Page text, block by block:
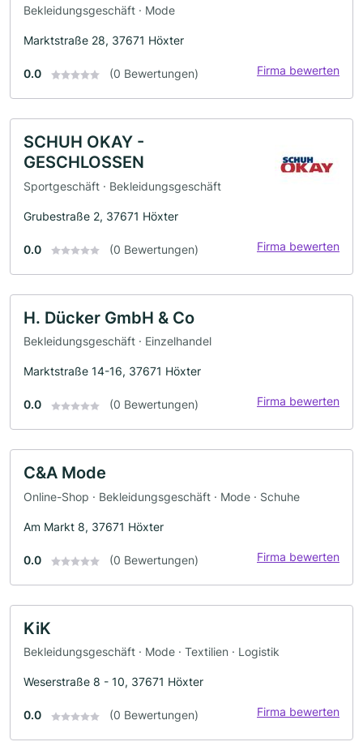
Bekleidungsgeschäft · Mode
Marktstraße 28, 37671 Höxter
0.0 (0 Bewertungen) Firma bewerten
SCHUH OKAY -
GESCHLOSSEN
Sportgeschäft · Bekleidungsgeschäft
Grubestraße 2, 37671 Höxter
0.0 (0 Bewertungen) Firma bewerten
H. Dücker GmbH & Co
Bekleidungsgeschäft · Einzelhandel
Marktstraße 14-16, 37671 Höxter
0.0 (0 Bewertungen) Firma bewerten
C&A Mode
Online-Shop · Bekleidungsgeschäft · Mode · Schuhe
Am Markt 8, 37671 Höxter
0.0 (0 Bewertungen) Firma bewerten
KiK
Bekleidungsgeschäft · Mode · Textilien · Logistik
Weserstraße 8 - 10, 37671 Höxter
0.0 (0 Bewertungen) Firma bewerten